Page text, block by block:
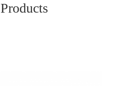
Products